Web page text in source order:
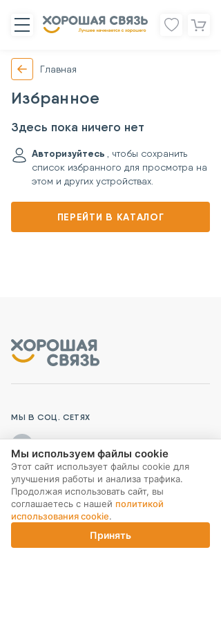
Главная
Избранное
Здесь пока ничего нет
Авторизуйтесь
, чтобы сохранить
список избранного для просмотра на
этом и других устройствах.
ПЕРЕЙТИ В КАТАЛОГ
Корзина
МЫ В СОЦ. СЕТЯХ
ПОДПИСКА НА РАССЫЛКУ
Мы используем файлы cookie
Этот сайт использует файлы cookie для
улучшения работы и анализа трафика.
Продолжая использовать сайт, вы
соглашаетесь с нашей политикой
использования cookie.
Принять